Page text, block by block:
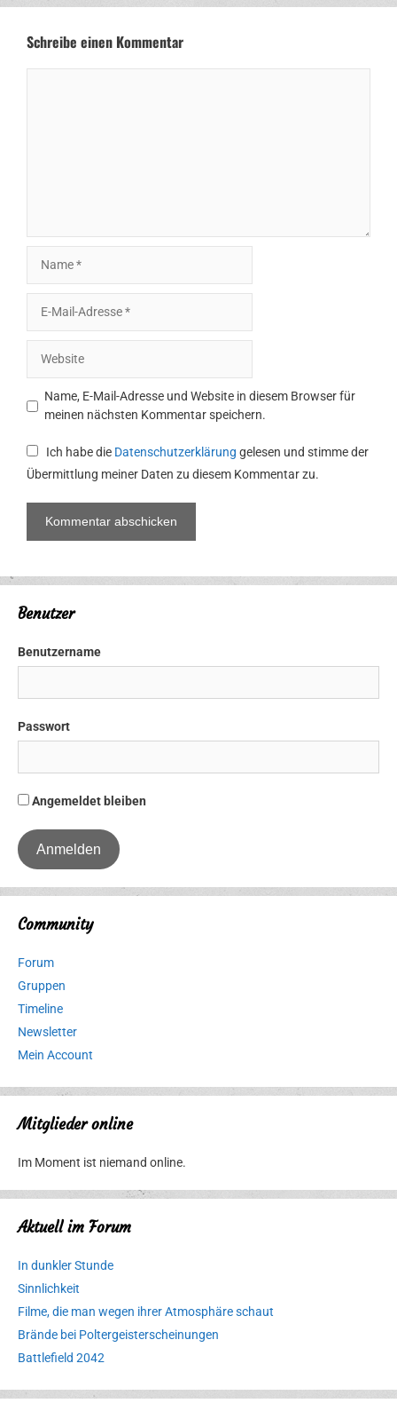
Schreibe einen Kommentar
Mail-
Adresse
Name, E-Mail-Adresse und Website in diesem Browser für
meinen nächsten Kommentar speichern.
Ich habe die Datenschutzerklärung gelesen und stimme der
Übermittlung meiner Daten zu diesem Kommentar zu.
Benutzer
Benutzername
Passwort
Angemeldet bleiben
Community
Forum
Gruppen
Timeline
Newsletter
Mein Account
Mitglieder online
Im Moment ist niemand online.
Aktuell im Forum
In dunkler Stunde
Sinnlichkeit
Filme, die man wegen ihrer Atmosphäre schaut
Brände bei Poltergeisterscheinungen
Battlefield 2042
Erlebnispark
Verbotene